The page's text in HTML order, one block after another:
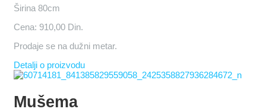
Širina 80cm
Cena: 910,00 Din.
Prodaje se na dužni metar.
Detalji o proizvodu
Mušema